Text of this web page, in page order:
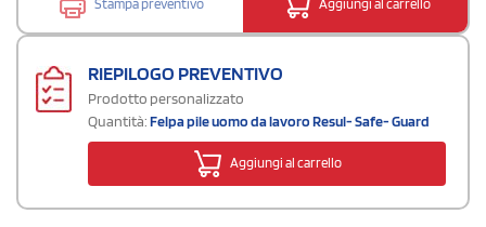
Stampa preventivo Aggiungi al carrello
RIEPILOGO PREVENTIVO
Prodotto personalizzato
Quantità:Felpa pile uomo da lavoro Resul- Safe- Guard
Aggiungi al carrello